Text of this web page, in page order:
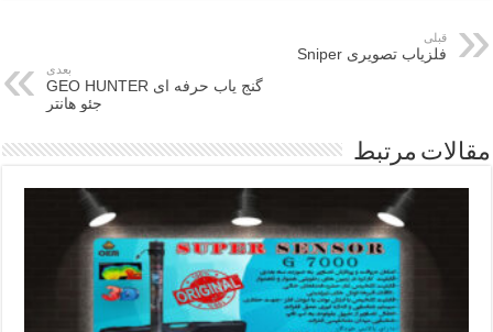
قبلی
فلزیاب تصویری Sniper
بعدی
گنج یاب حرفه ای GEO HUNTER
جئو هانتر
مقالات مرتبط